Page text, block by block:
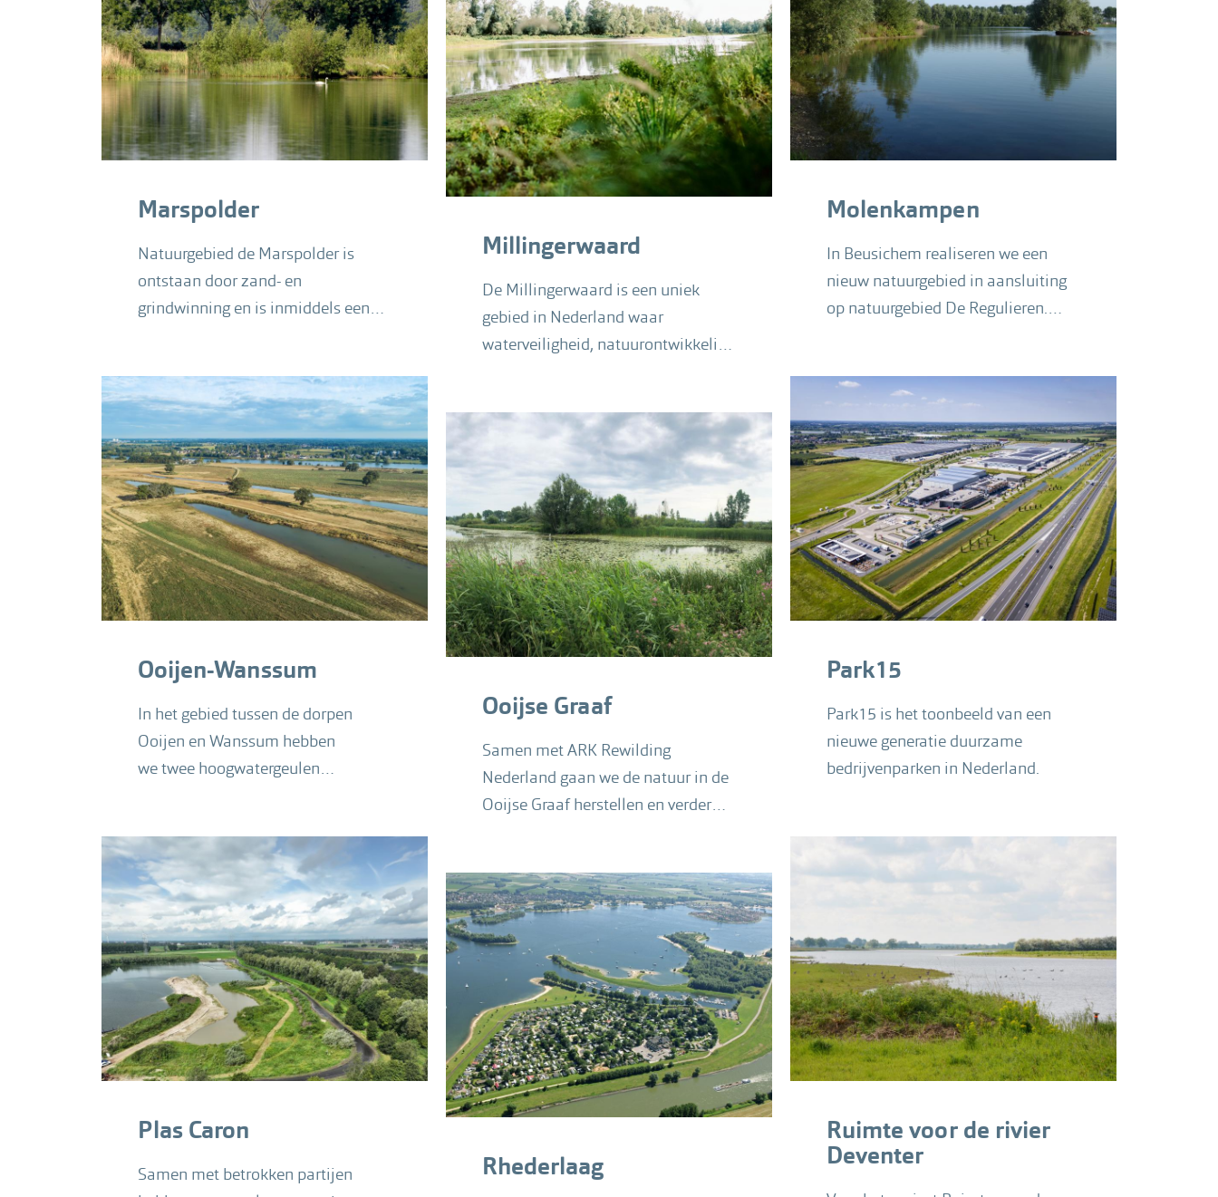
Marspolder
Natuurgebied de Marspolder is
ontstaan door zand- en
grindwinning en is inmiddels een
Millingerwaard
De Millingerwaard is een uniek
gebied in Nederland waar
waterveiligheid, natuurontwikkeling
Molenkampen
In Beusichem realiseren we een
nieuw natuurgebied in aansluiting
op natuurgebied De Regulieren.
Ooijen-Wanssum
In het gebied tussen de dorpen
Ooijen en Wanssum hebben
we twee hoogwatergeulen
Ooijse Graaf
Samen met ARK Rewilding
Nederland gaan we de natuur in de
Ooijse Graaf herstellen en verder
Park15
Park15 is het toonbeeld van een
nieuwe generatie duurzame
bedrijvenparken in Nederland.
Plas Caron
Samen met betrokken partijen
Rhederlaag
Ruimte voor de rivier
Deventer